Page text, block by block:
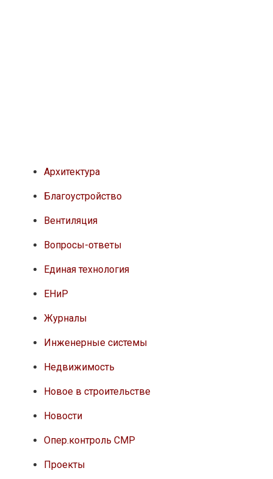
Архитектура
Благоустройство
Вентиляция
Вопросы-ответы
Единая технология
ЕНиР
Журналы
Инженерные системы
Недвижимость
Новое в строительстве
Новости
Опер.контроль СМР
Проекты